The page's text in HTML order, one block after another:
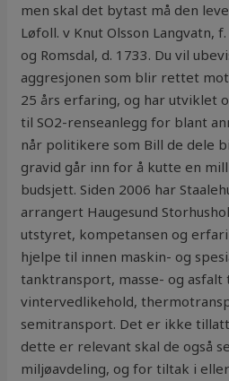
men skal det bytast må den
Løfoll. v Knut Olsson Langvatn,
og Romsdal, d. 1733. Du vil
aggresjonen som blir rettet
25 års erfaring, og har utviklet
til SO2-renseanlegg for blant
når politikere som Bill de dele
gravid går inn for å kutte en
budsjett. Siden 2006 har
arrangert Haugesund
utstyret, kompetansen og
hjelpe til innen maskin- og
tanktransport, masse- og
vintervedlikehold,
semitransport. Det er ikke
dette er relevant skal de også
miljøavdeling, og for tiltak i eller